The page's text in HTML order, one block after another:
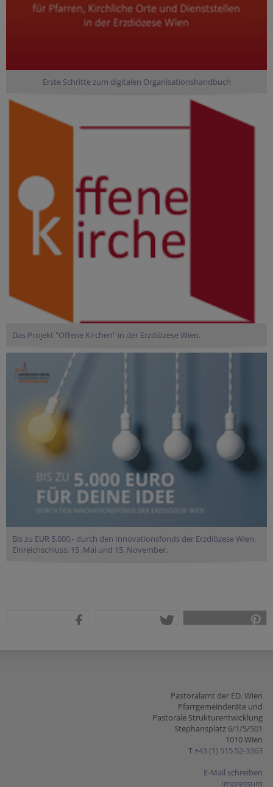
Erste Schritte zum digitalen Organisationshandbuch
Das Projekt "Offene Kirchen" in der Erzdiözese Wien.
Bis zu EUR 5.000,- durch den Innovationsfonds der Erzdiözese Wien.
Einreichschluss: 15. Mai und 15. November.
Pastoralamt der ED. Wien
Pfarrgemeinderäte und
Pastorale Strukturentwicklung
Stephansplatz 6/1/5/501
1010 Wien
T +43 (1) 515 52-3363
E-Mail schreiben
Impressum